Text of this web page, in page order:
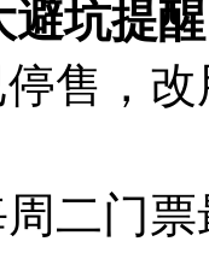
避坑提醒
售，
二门